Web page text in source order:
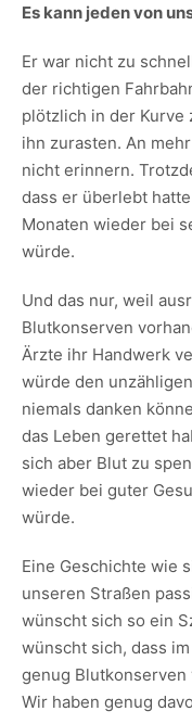
Es kann jeden von
Er war nicht zu
der richtigen
plötzlich in der Kurve
ihn zurasten. An
nicht erinnern.
dass er überlebt
Monaten wieder bei
würde.
Und das nur, weil
Blutkonserven
Ärzte ihr Handwerk
würde den
niemals danken
das Leben gerettet
sich aber Blut zu
wieder bei guter
würde.
Eine Geschichte wie
unseren Straßen
wünscht sich so ein
wünscht sich, dass
genug Blutkonserven
Wir haben genug